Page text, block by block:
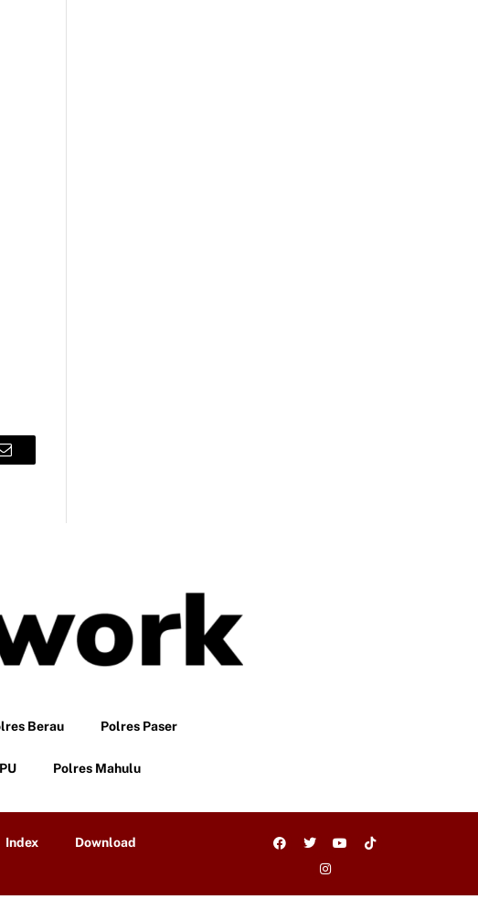
Email
Berau Polres Paser
Polres Mahulu
Index Download